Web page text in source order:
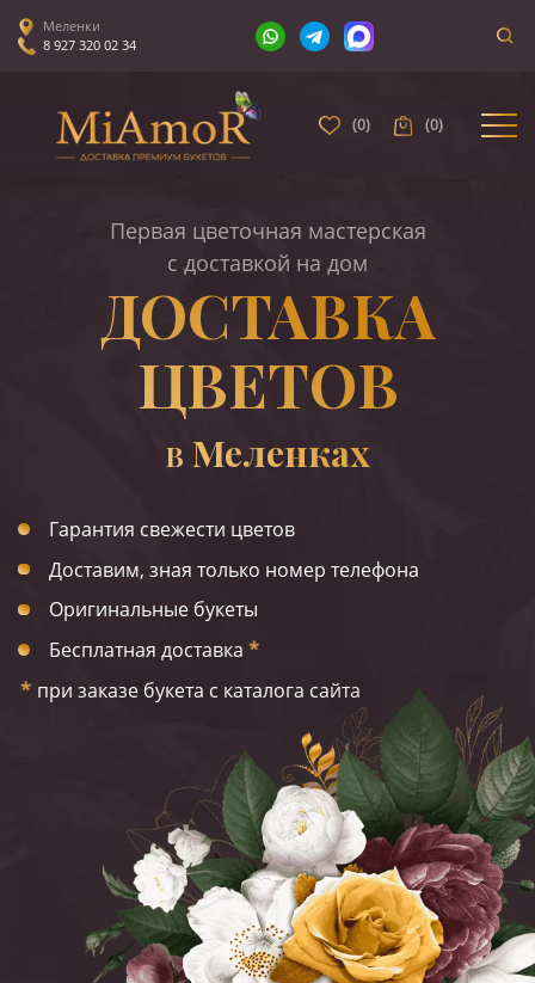
Меленки
8 927 320 02 34
(0) (0)
Первая цветочная мастерская
с доставкой на дом
ДОСТАВКА
ЦВЕТОВ
В Меленках
Гарантия свежести цветов
Доставим, зная только номер телефона
Оригинальные букеты
Бесплатная доставка *
* при заказе букета с каталога сайта